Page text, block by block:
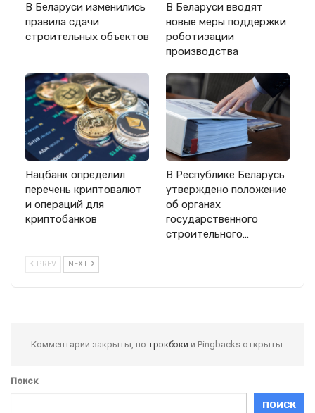
В Беларуси изменились
правила сдачи
строительных объектов
В Беларуси вводят
новые меры поддержки
роботизации
производства
Нацбанк определил
перечень криптовалют
и операций для
криптобанков
В Республике Беларусь
утверждено положение
об органах
государственного
строительного…
PREV NEXT
Комментарии закрыты, но трэкбэки и Pingbacks открыты.
Поиск
ПОИСК